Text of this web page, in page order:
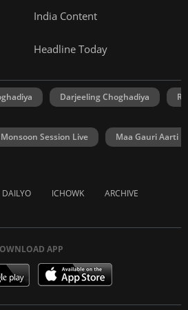
India Content
Headline Today
Darjeeling Choghadiya
Session Live Maa Gauri Aarti
DAILYO ICHOWK ARCHIVE
APP